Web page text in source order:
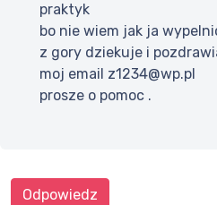
praktyk
bo nie wiem jak ja
z gory dziekuje i
moj email z1234@wp.pl
prosze o pomoc .
Odpowiedz